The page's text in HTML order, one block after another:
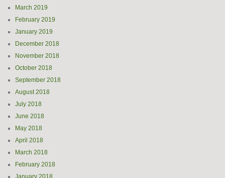
March 2019
February 2019
January 2019
December 2018
November 2018
October 2018
September 2018
August 2018
July 2018
June 2018
May 2018
April 2018
March 2018
February 2018